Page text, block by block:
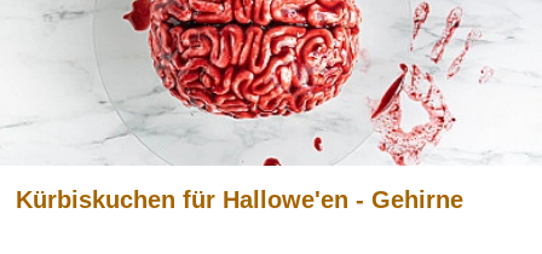
Kürbiskuchen für Hallowe'en - Gehirne